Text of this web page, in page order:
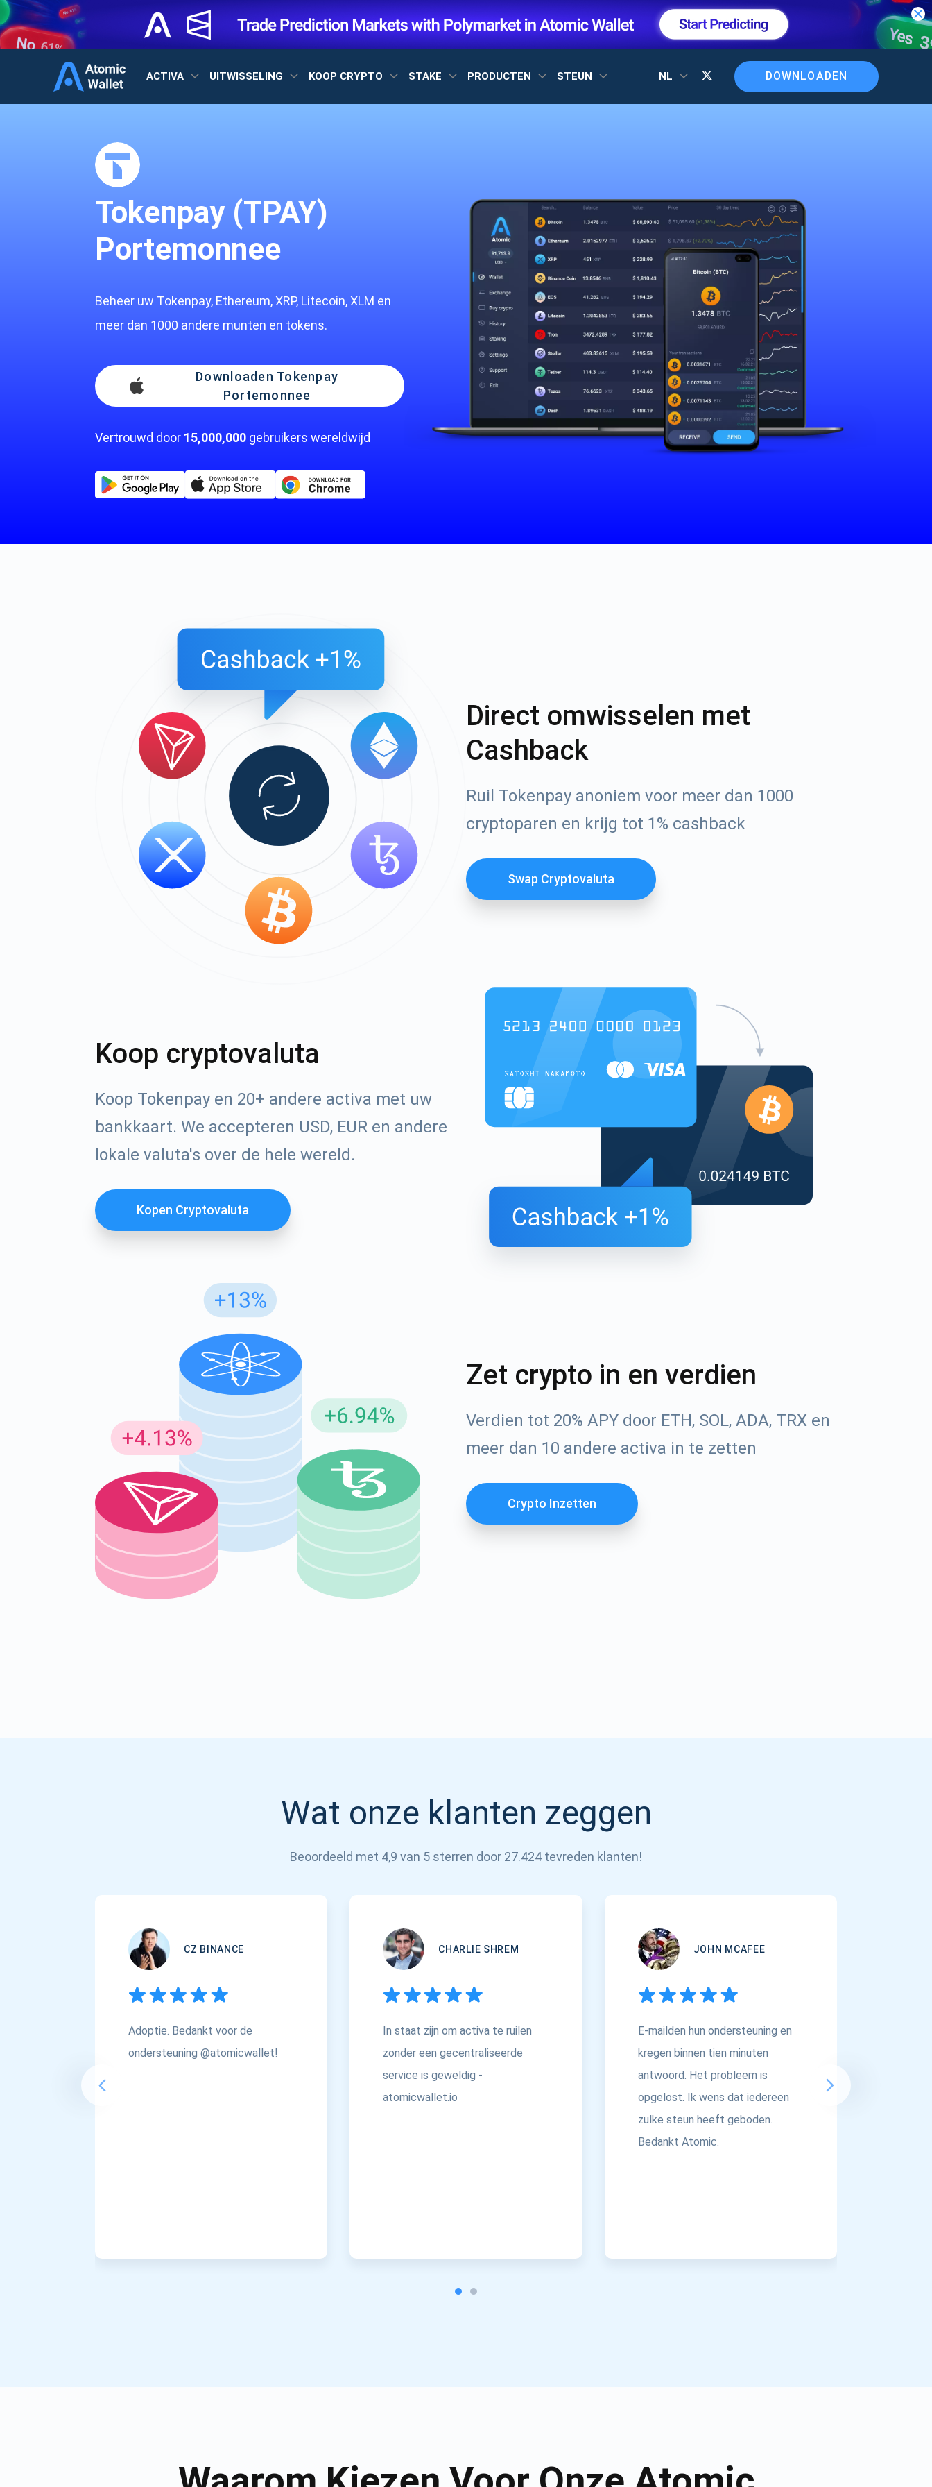
ACTIVA UITWISSELING KOOP CRYPTO STAKE PRODUCTEN STEUN NL DOWNLOADEN
Tokenpay (TPAY)
Portemonnee
Beheer uw Tokenpay, Ethereum, XRP, Litecoin, XLM en
meer dan 1000 andere munten en tokens.
Downloaden Tokenpay
Portemonnee
Vertrouwd door 15,000,000 gebruikers wereldwijd
Direct omwisselen met
Cashback
Ruil Tokenpay anoniem voor meer dan 1000
cryptoparen en krijg tot 1% cashback
Swap Cryptovaluta
Koop cryptovaluta
Koop Tokenpay en 20+ andere activa met uw
bankkaart. We accepteren USD, EUR en andere
lokale valuta's over de hele wereld.
Kopen Cryptovaluta
Zet crypto in en verdien
Verdien tot 20% APY door ETH, SOL, ADA, TRX en
meer dan 10 andere activa in te zetten
Crypto Inzetten
Wat onze klanten zeggen
Beoordeeld met 4,9 van 5 sterren door 27.424 tevreden klanten!
CZ BINANCE
Adoptie. Bedankt voor de
ondersteuning @atomicwallet!
CHARLIE SHREM
In staat zijn om activa te ruilen
zonder een gecentraliseerde
service is geweldig -
atomicwallet.io
JOHN MCAFEE
E-mailden hun ondersteuning en
kregen binnen tien minuten
antwoord. Het probleem is
opgelost. Ik wens dat iedereen
zulke steun heeft geboden.
Bedankt Atomic.
support@atomicwallet.io
Check ons ​​YouTube
Abonneer u op updates
Ontvang als eerste de nieuwste projectupdates en cryptogidsen
Abonneren